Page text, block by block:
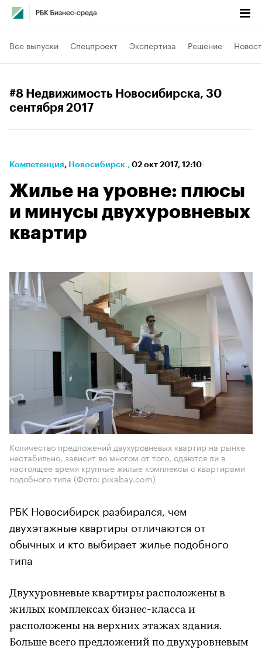
Все выпуски Спецпроект Экспертиза Решение
#8 Недвижимость Новосибирска, 30
сентября 2017
Компетенция⁠, Новосибирск , 02 окт 2017, 12:10
Жилье на уровне: плюсы
и минусы двухуровневых
квартир
Количество предложений двухуровневых квартир на рынке
нестабильно, зависит во многом от того, сдаются ли в
настоящее время крупные жилые комплексы с квартирами
подобного типа (Фото: pixabay.com)
РБК Новосибирск разбирался, чем
двухэтажные квартиры отличаются от
обычных и кто выбирает жилье подобного
типа
Двухуровневые квартиры расположены в
жилых комплексах бизнес-класса и
расположены на верхних этажах здания.
Больше всего предложений по двухуровневым